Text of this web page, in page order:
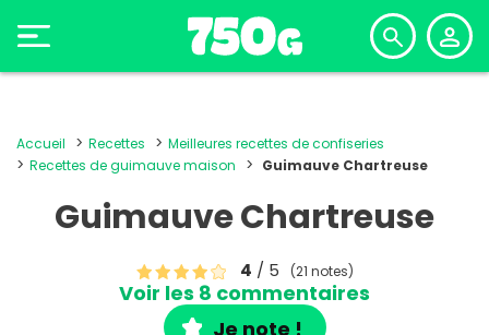
Accueil Recettes
Meilleures recettes de confiseries
Recettes de guimauve maison
Guimauve Chartreuse
Guimauve Chartreuse
4 / 5 (21 notes)
Voir les 8 commentaires
Je note !